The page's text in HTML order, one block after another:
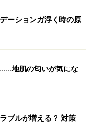
をチェック！
ーションガ浮く時の原
地肌の匂いが気にな
ブルが増える？ 対策